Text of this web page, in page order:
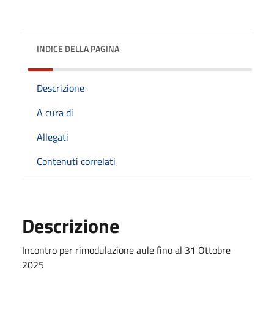
INDICE DELLA PAGINA
Descrizione
A cura di
Allegati
Contenuti correlati
Descrizione
Incontro per rimodulazione aule fino al 31 Ottobre
2025